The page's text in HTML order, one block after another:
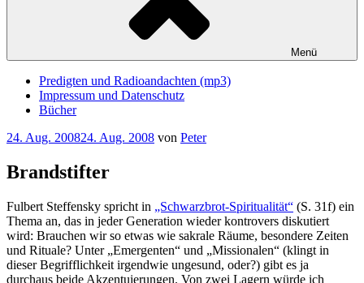
Menü
Predigten und Radioandachten (mp3)
Impressum und Datenschutz
Bücher
Veröffentlicht
24. Aug. 200824. Aug. 2008 von Peter
Brandstifter
Fulbert Steffensky spricht in „Schwarzbrot-Spiritualität“ (S. 31f) ein
Thema an, das in jeder Generation wieder kontrovers diskutiert
wird: Brauchen wir so etwas wie sakrale Räume, besondere Zeiten
und Rituale? Unter „Emergenten“ und „Missionalen“ (klingt in
dieser Begrifflichkeit irgendwie ungesund, oder?) gibt es ja
durchaus beide Akzentuierungen. Von zwei Lagern würde ich